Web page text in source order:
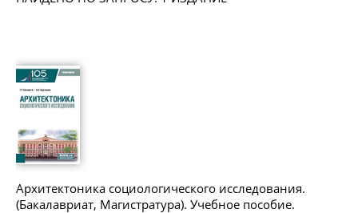
Архитектоника социологического исследования.
(Бакалавриат, Магистратура). Учебное пособие.